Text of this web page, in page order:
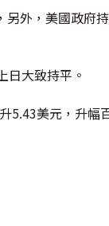
外，美國政府
日大致持平。
5.43美元，升幅